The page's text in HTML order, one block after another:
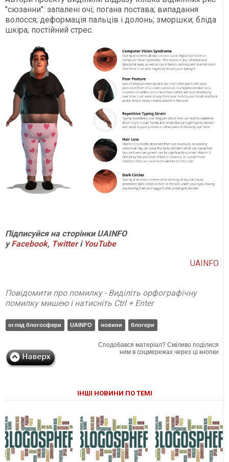
"сюзанни": запалені очі; погана постава; випадання
волосся; деформація пальців і долонь; зморшки; бліда
шкіра; постійний стрес.
Підписуйся на сторінки UAINFO
уFacebook, Twitterі YouTube
UAINFO
Повідомити про помилку - Виділіть орфографічну
помилку мишею і натисніть Ctrl + Enter
огляд блогосфери UAINFO новини блогери
Сподобався матеріал? Сміливо поділися
ним в соцмережах через ці кнопки
ІНШІ НОВИНИ ПО ТЕМІ